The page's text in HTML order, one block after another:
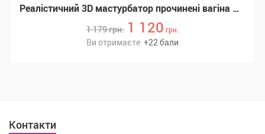
Реалістичний 3D мастурбатор прочинені вагіна Real Body - The Hottie (SO4447)
1 179грн. 1 120 грн.
Ви отримаєте +22бали
Контакти